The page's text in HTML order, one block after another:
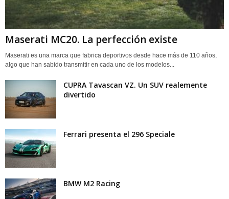
Maserati MC20. La perfección existe
Maserati es una marca que fabrica deportivos desde hace más de 110 años,
algo que han sabido transmitir en cada uno de los modelos...
CUPRA Tavascan VZ. Un SUV realemente
divertido
Ferrari presenta el 296 Speciale
BMW M2 Racing